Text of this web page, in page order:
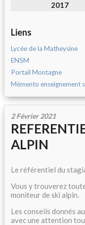
2017
Liens
Lycée de la Matheysine
ENSM
Portail Montagne
Mémento enseignement
2 Février 2021
ALPIN
Le référentiel du
Vous y trouverez
moniteur de ski alpin.
Les conseils donnés
avec une attention